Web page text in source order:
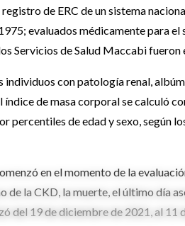
de ERC de un sistema
evaluados médicamente para
Servicios de Salud Maccabi fueron
individuos con patología renal,
índice de masa corporal se calculó
percentiles de edad y sexo, según
en el momento de la
de la CKD, la muerte, el último día
del 19 de diciembre de 2021, al 11